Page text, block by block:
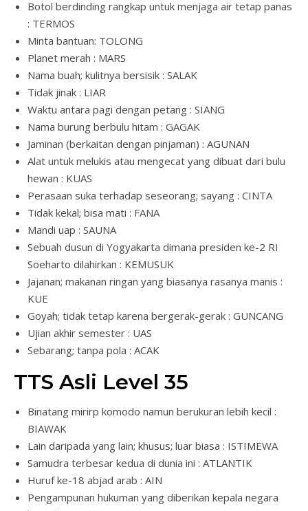
Botol berdinding rangkap untuk menjaga air tetap panas
: TERMOS
Minta bantuan: TOLONG
Planet merah : MARS
Nama buah; kulitnya bersisik : SALAK
Tidak jinak : LIAR
Waktu antara pagi dengan petang : SIANG
Nama burung berbulu hitam : GAGAK
Jaminan (berkaitan dengan pinjaman) : AGUNAN
Alat untuk melukis atau mengecat yang dibuat dari bulu
hewan : KUAS
Perasaan suka terhadap seseorang; sayang : CINTA
Tidak kekal; bisa mati : FANA
Mandi uap : SAUNA
Sebuah dusun di Yogyakarta dimana presiden ke-2 RI
Soeharto dilahirkan : KEMUSUK
Jajanan; makanan ringan yang biasanya rasanya manis :
KUE
Goyah; tidak tetap karena bergerak-gerak : GUNCANG
Ujian akhir semester : UAS
Sebarang; tanpa pola : ACAK
TTS Asli Level 35
Binatang mirirp komodo namun berukuran lebih kecil :
BIAWAK
Lain daripada yang lain; khusus; luar biasa : ISTIMEWA
Samudra terbesar kedua di dunia ini : ATLANTIK
Huruf ke-18 abjad arab : AIN
Pengampunan hukuman yang diberikan kepala negara